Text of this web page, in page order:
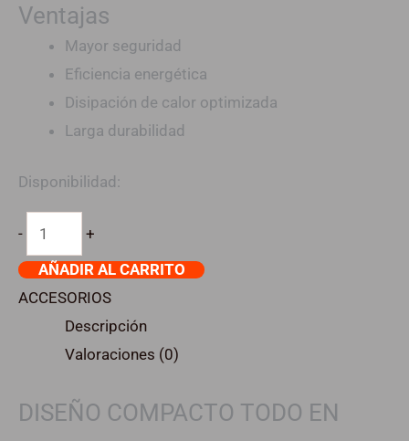
Ventajas
Mayor seguridad
Eficiencia energética
Disipación de calor optimizada
Larga durabilidad
Disponibilidad:
-
+
AÑADIR AL CARRITO
ACCESORIOS
Descripción
Valoraciones (0)
DISEÑO COMPACTO TODO EN